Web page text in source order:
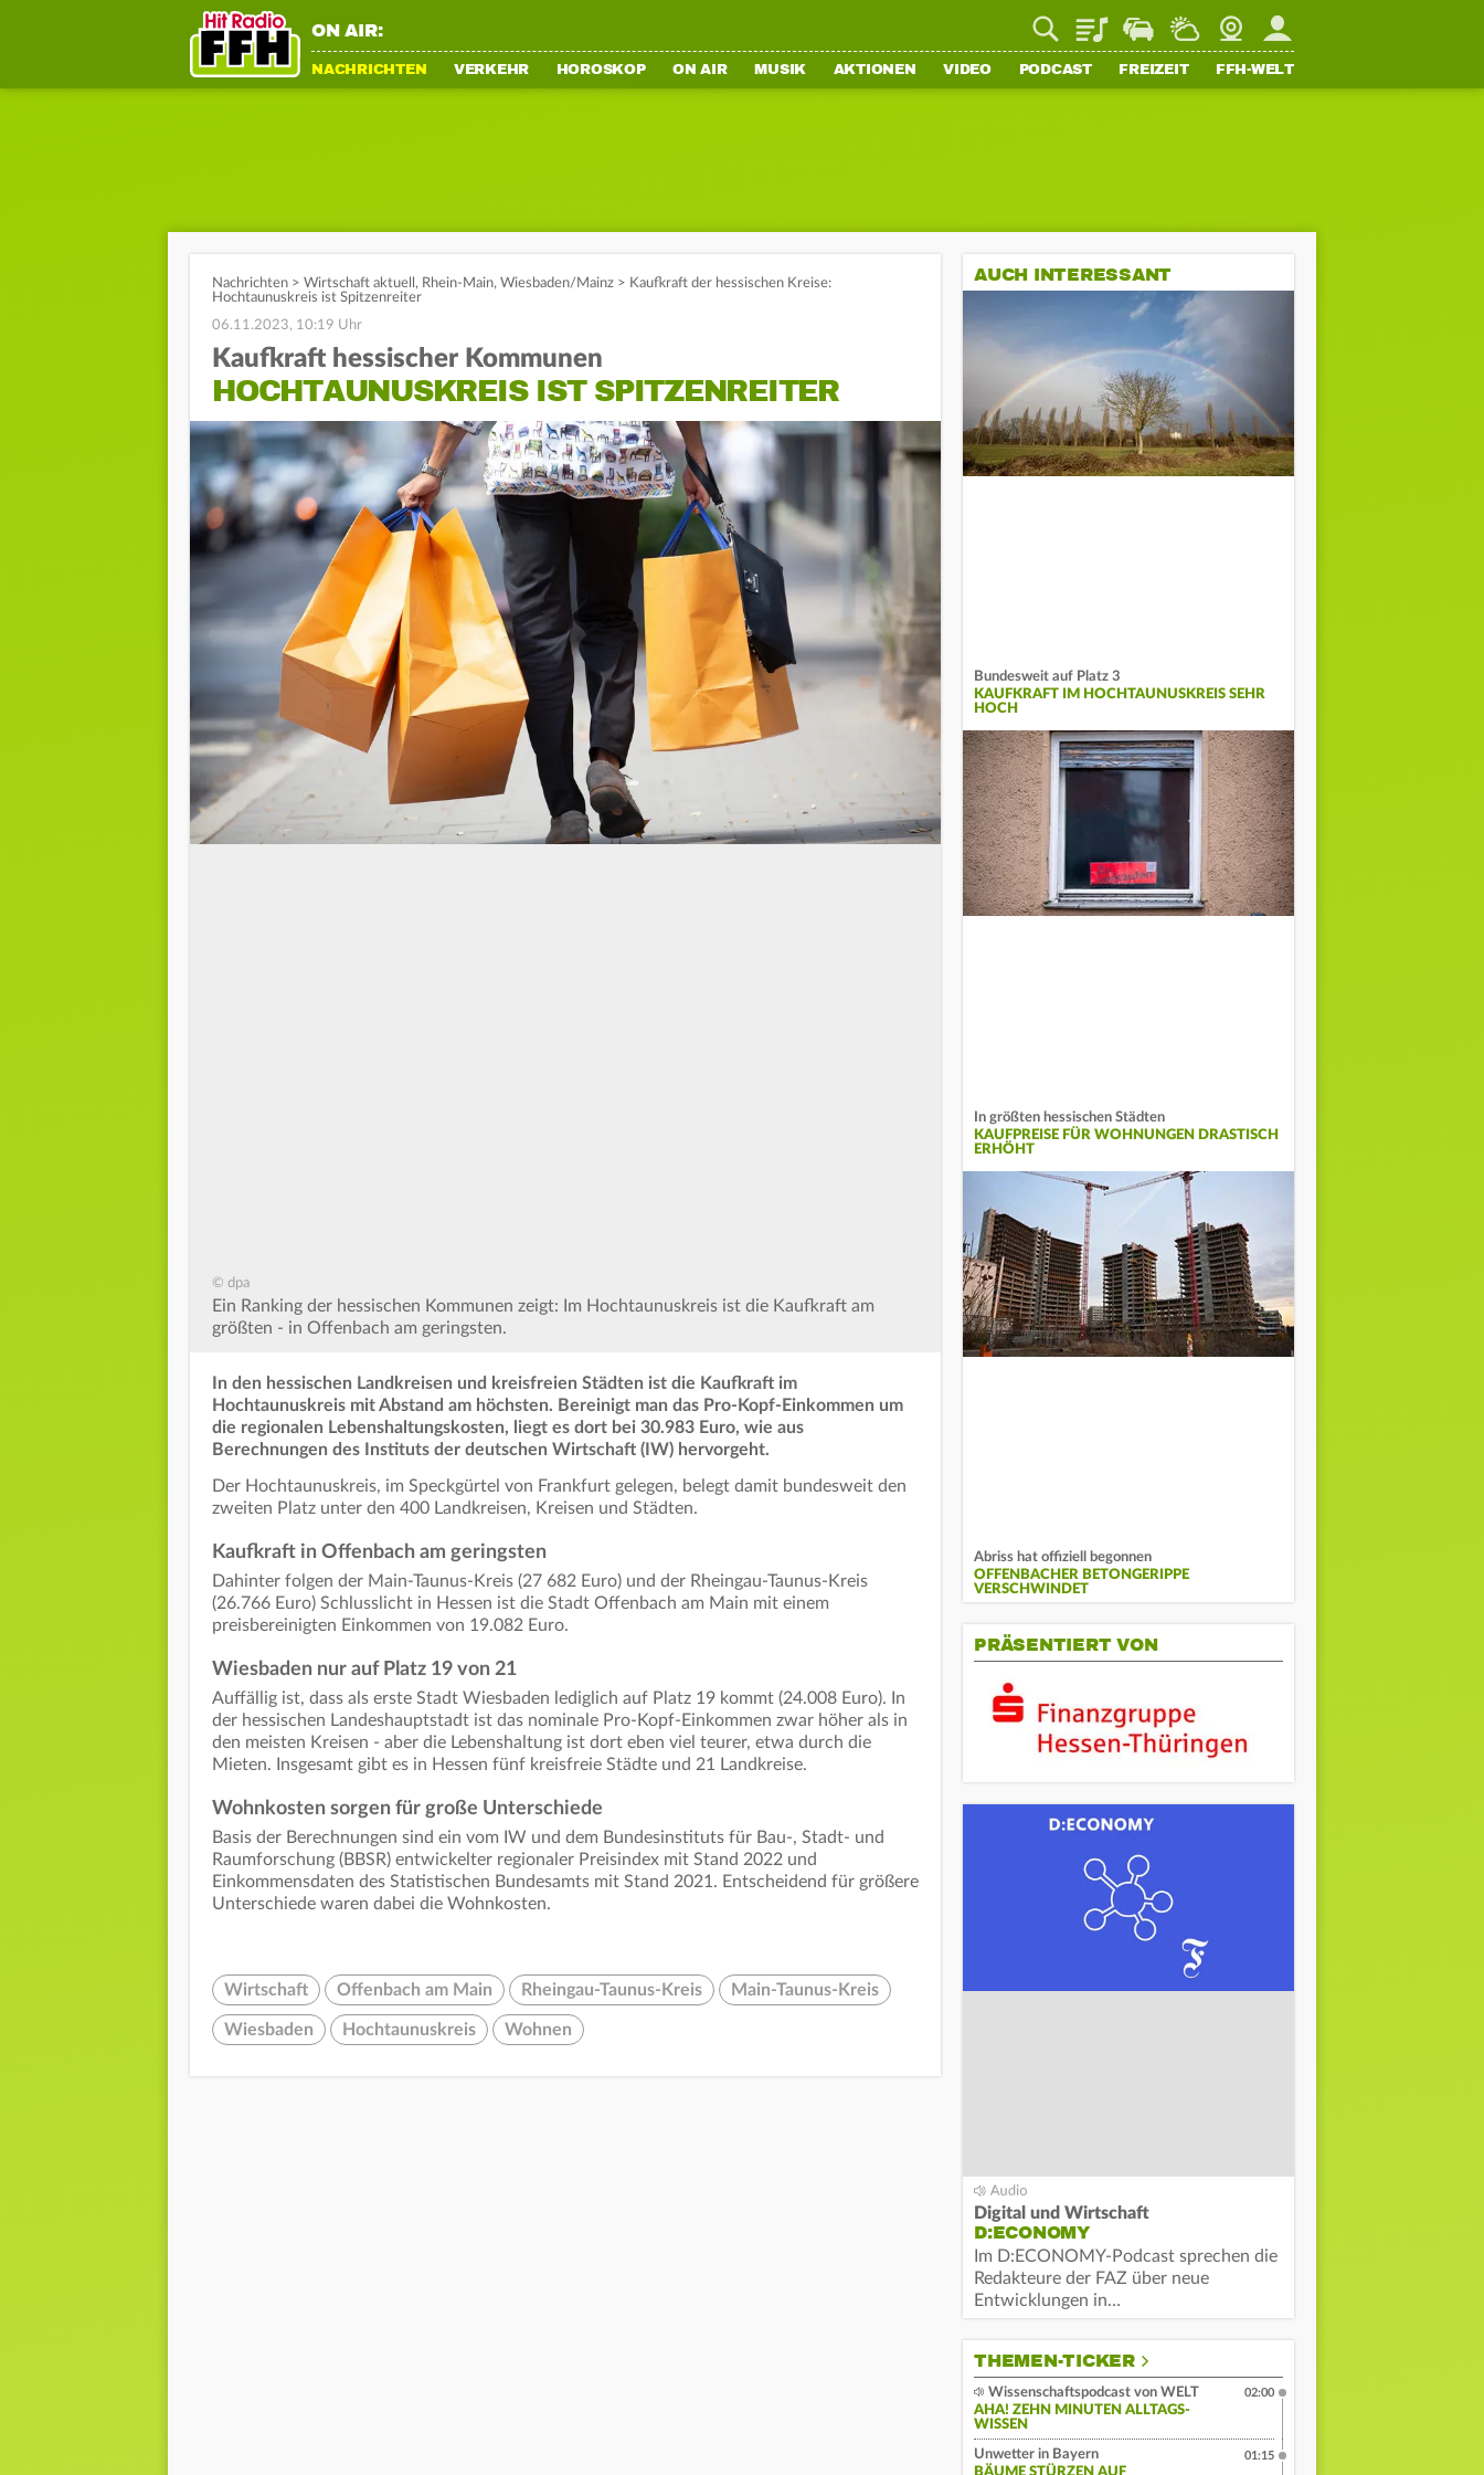
ON AIR: PlaylistStaupilotWetterWebcamMein FFH
NACHRICHTEN VERKEHR HOROSKOP ON AIR MUSIK AKTIONEN VIDEO PODCAST FREIZEIT FFH-WELT
Nachrichten > Wirtschaft aktuell , Rhein-Main, Wiesbaden/Mainz > Kaufkraft der hessischen Kreise:
Hochtaunuskreis ist Spitzenreiter
06.11.2023, 10:19 Uhr
Kaufkraft hessischer Kommunen
HOCHTAUNUSKREIS IST SPITZENREITER
© dpa
Ein Ranking der hessischen Kommunen zeigt: Im Hochtaunuskreis ist die Kaufkraft am
größten - in Offenbach am geringsten.
In den hessischen Landkreisen und kreisfreien Städten ist die Kaufkraft im
Hochtaunuskreis mit Abstand am höchsten. Bereinigt man das Pro-Kopf-Einkommen um
die regionalen Lebenshaltungskosten, liegt es dort bei 30.983 Euro, wie aus
Berechnungen des Instituts der deutschen Wirtschaft (IW) hervorgeht.
Der Hochtaunuskreis, im Speckgürtel von Frankfurt gelegen, belegt damit bundesweit den
zweiten Platz unter den 400 Landkreisen, Kreisen und Städten.
Kaufkraft in Offenbach am geringsten
Dahinter folgen der Main-Taunus-Kreis (27 682 Euro) und der Rheingau-Taunus-Kreis
(26.766 Euro) Schlusslicht in Hessen ist die Stadt Offenbach am Main mit einem
preisbereinigten Einkommen von 19.082 Euro.
Wiesbaden nur auf Platz 19 von 21
Auffällig ist, dass als erste Stadt Wiesbaden lediglich auf Platz 19 kommt (24.008 Euro). In
der hessischen Landeshauptstadt ist das nominale Pro-Kopf-Einkommen zwar höher als in
den meisten Kreisen - aber die Lebenshaltung ist dort eben viel teurer, etwa durch die
Mieten. Insgesamt gibt es in Hessen fünf kreisfreie Städte und 21 Landkreise.
Wohnkosten sorgen für große Unterschiede
Basis der Berechnungen sind ein vom IW und dem Bundesinstituts für Bau-, Stadt- und
Raumforschung (BBSR) entwickelter regionaler Preisindex mit Stand 2022 und
Einkommensdaten des Statistischen Bundesamts mit Stand 2021. Entscheidend für größere
Unterschiede waren dabei die Wohnkosten.
Wirtschaft Offenbach am Main Rheingau-Taunus-Kreis Main-Taunus-Kreis
Wiesbaden Hochtaunuskreis Wohnen
AUCH INTERESSANT
Bundesweit auf Platz 3
KAUFKRAFT IM HOCHTAUNUSKREIS SEHR
HOCH
In größten hessischen Städten
KAUFPREISE FÜR WOHNUNGEN DRASTISCH
ERHÖHT
Abriss hat offiziell begonnen
OFFENBACHER BETONGERIPPE
VERSCHWINDET
PRÄSENTIERT VON
Digital und Wirtschaft
D:ECONOMY
Im D:ECONOMY-Podcast sprechen die
Redakteure der FAZ über neue
Entwicklungen in…
THEMEN-TICKER
Wissenschaftspodcast von WELT
AHA! ZEHN MINUTEN ALLTAGS-
WISSEN
02:00
Unwetter in Bayern
BÄUME STÜRZEN AUF
01:15